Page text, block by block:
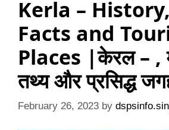
Kerla –
Facts and
Places |केरल – ,
तथ्य और प्रसिद्ध
February 26, 2023 by